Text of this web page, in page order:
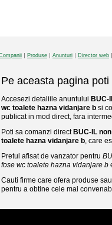
Produse Anunturi Director web
Pe aceasta pagina poti
Accesezi detaliile anuntului BUC-
wc toalete hazna vidanjare b si
publicat in mod direct, fara
Poti sa comanzi direct BUC-IL
toalete hazna vidanjare b, care
Pretul afisat de vanzator pentru
fose wc toalete hazna vidanjare b
Cauti firme care ofera produse
pentru a obtine cele mai